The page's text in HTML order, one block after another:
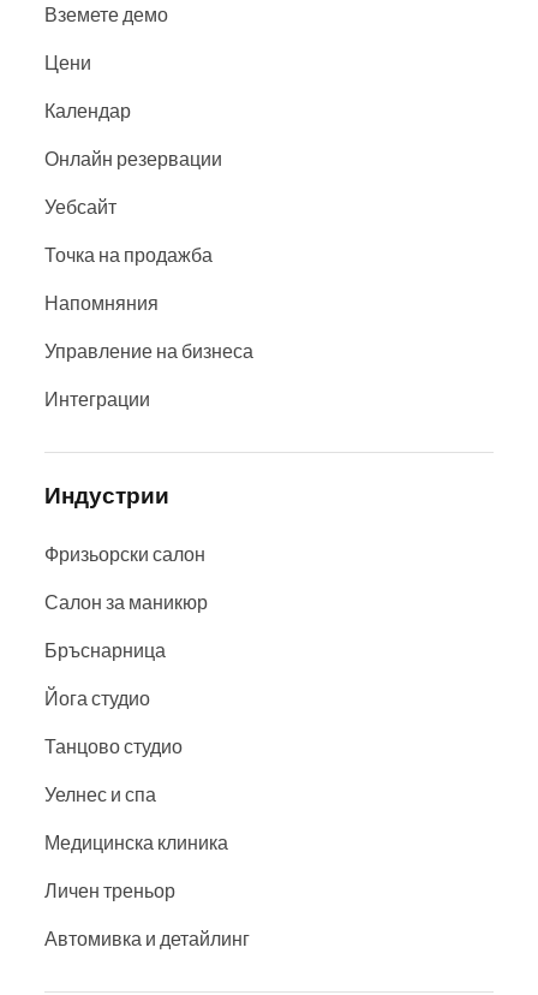
Вземете демо
Цени
Календар
Онлайн резервации
Уебсайт
Точка на продажба
Напомняния
Управление на бизнеса
Интеграции
Индустрии
Фризьорски салон
Салон за маникюр
Бръснарница
Йога студио
Танцово студио
Уелнес и спа
Медицинска клиника
Личен треньор
Автомивка и детайлинг